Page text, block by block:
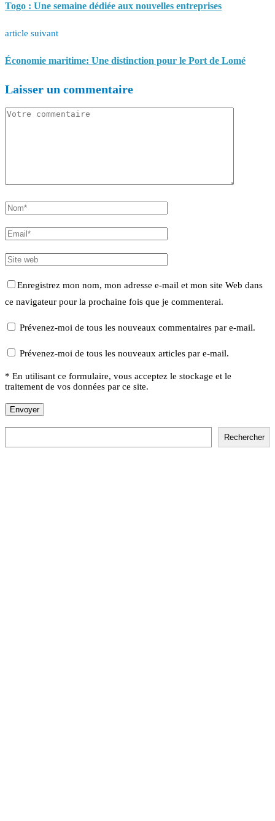
Togo : Une semaine dédiée aux nouvelles entreprises
article suivant
Économie maritime: Une distinction pour le Port de Lomé
Laisser un commentaire
Enregistrez mon nom, mon adresse e-mail et mon site Web dans
ce navigateur pour la prochaine fois que je commenterai.
Prévenez-moi de tous les nouveaux commentaires par e-mail.
Prévenez-moi de tous les nouveaux articles par e-mail.
* En utilisant ce formulaire, vous acceptez le stockage et le
traitement de vos données par ce site.
Rechercher